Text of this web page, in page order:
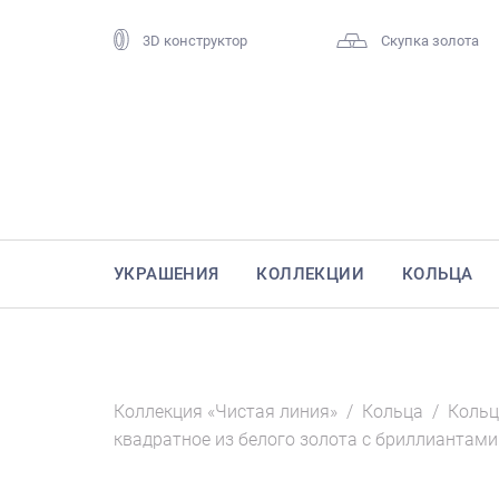
3D конструктор Скупка золота
УКРАШЕНИЯ КОЛЛЕКЦИИ КОЛЬЦА
Коллекция «Чистая линия» / Кольца /
квадратное из белого золота с бриллиантами